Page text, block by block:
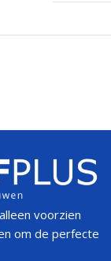
voorzien
om de perfecte